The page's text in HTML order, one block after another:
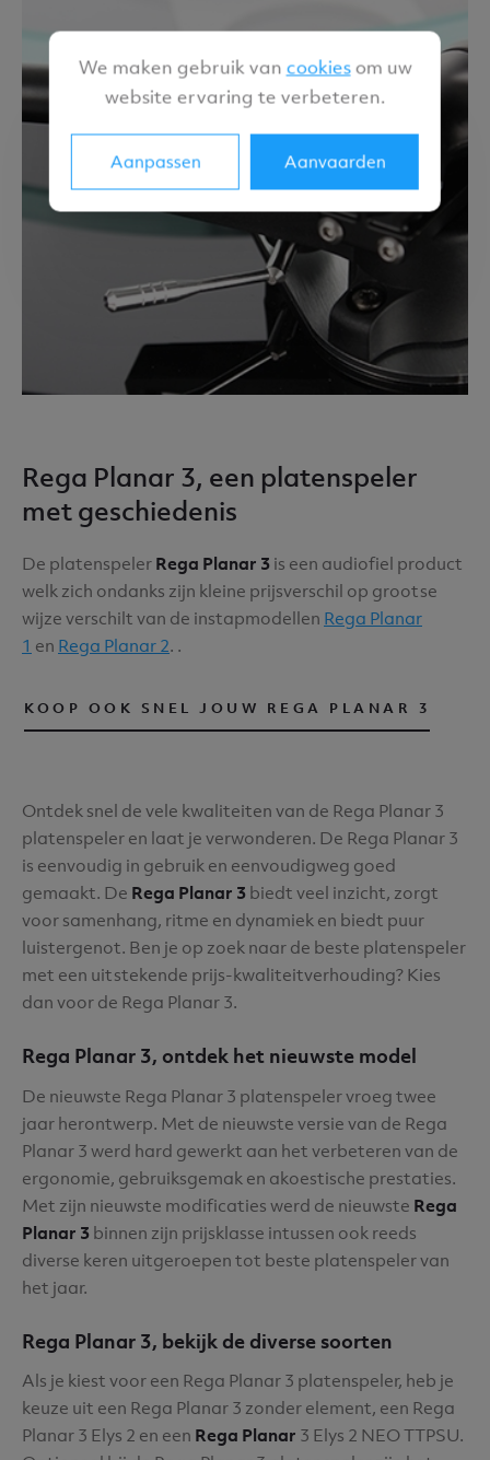
Rega Planar 3, een platenspeler
met geschiedenis
De platenspeler Rega Planar 3 is een audiofiel product
welk zich ondanks zijn kleine prijsverschil op grootse
wijze verschilt van de instapmodellen Rega Planar
1 en Rega Planar 2. .
KOOP OOK SNEL JOUW REGA PLANAR 3
Ontdek snel de vele kwaliteiten van de Rega Planar 3
platenspeler en laat je verwonderen. De Rega Planar 3
is eenvoudig in gebruik en eenvoudigweg goed
gemaakt. De Rega Planar 3 biedt veel inzicht, zorgt
voor samenhang, ritme en dynamiek en biedt puur
luistergenot. Ben je op zoek naar de beste platenspeler
met een uitstekende prijs-kwaliteitverhouding? Kies
dan voor de Rega Planar 3.
Rega Planar 3, ontdek het nieuwste model
De nieuwste Rega Planar 3 platenspeler vroeg twee
jaar herontwerp. Met de nieuwste versie van de Rega
Planar 3 werd hard gewerkt aan het verbeteren van de
ergonomie, gebruiksgemak en akoestische prestaties.
Met zijn nieuwste modificaties werd de nieuwste Rega
Planar 3 binnen zijn prijsklasse intussen ook reeds
diverse keren uitgeroepen tot beste platenspeler van
het jaar.
Rega Planar 3, bekijk de diverse soorten
Als je kiest voor een Rega Planar 3 platenspeler, heb je
keuze uit een Rega Planar 3 zonder element, een Rega
Planar 3 Elys 2 en een Rega Planar 3 Elys 2 NEO TTPSU.
We maken gebruik van cookiesom uw
website ervaring te verbeteren.
Aanpassen Aanvaarden